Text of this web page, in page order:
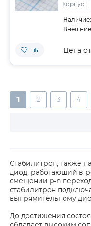
Корпус:
Наличие:
Цена
1 2 3 4
Стабилитрон, также
диод, работающий в
смещении p-n
стабилитрон
выпрямительному
До достижения